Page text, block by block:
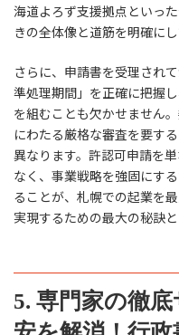
海道よろず支援拠点といっ
きの全体像と道筋を明確に
さらに、申請書を受理され
準処理期間」を正確に把握
を組むことも欠かせません
にわたる厳格な審査を要す
異なります。許認可申請を
なく、事業戦略を強固にす
ることが、札幌での起業を
実現するための最大の秘訣と
5. 専門家の徹